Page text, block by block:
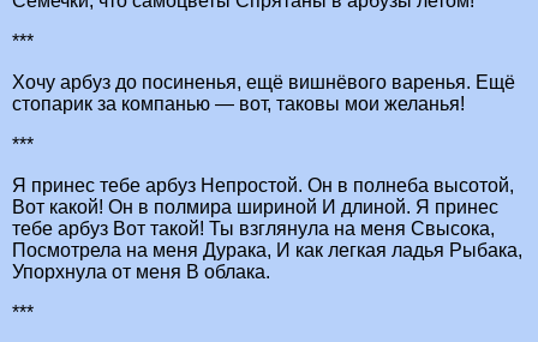
***
Хочу арбуз до посиненья, ещё вишнёвого варенья. Ещё
стопарик за компанью — вот, таковы мои желанья!
***
Я принес тебе арбуз Непростой. Он в полнеба высотой,
Вот какой! Он в полмира шириной И длиной. Я принес
тебе арбуз Вот такой! Ты взглянула на меня Свысока,
Посмотрела на меня Дурака, И как легкая ладья Рыбака,
Упорхнула от меня В облака.
***